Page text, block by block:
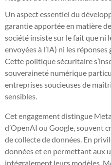
Un aspect essentiel du
garantie apportée en matière
société insiste sur le fait que ni
envoyées à l’IA) ni les réponses
Cette politique sécuritaire
souveraineté numérique
entreprises soucieuses de
sensibles.
Cet engagement distingue
d’OpenAI ou Google, souvent
de collecte de données. En
données et en permettant aux
intégralement leurs modèles,